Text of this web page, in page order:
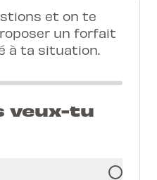
et on te
un forfait
à ta situation.
veux-tu